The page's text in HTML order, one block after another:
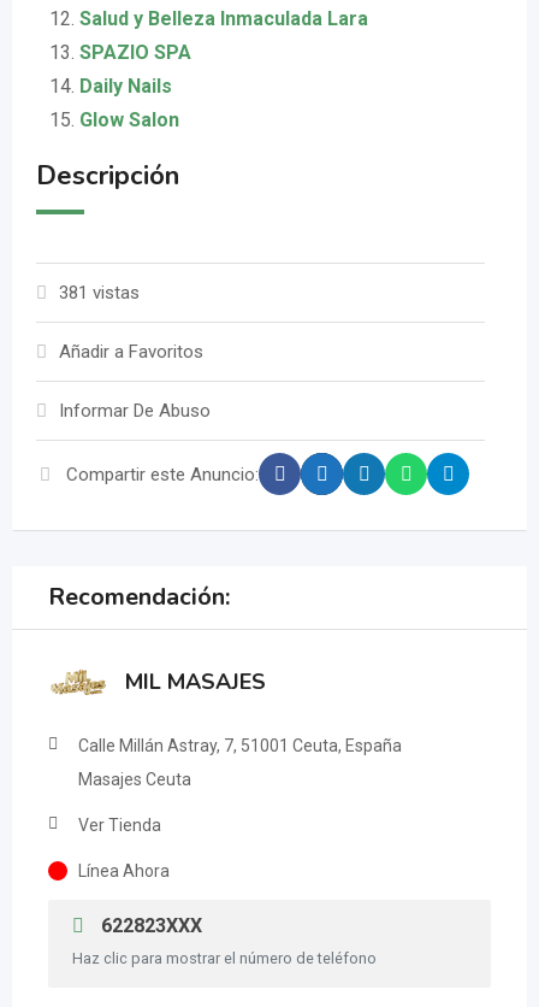
Salud y Belleza Inmaculada Lara
SPAZIO SPA
Daily Nails
Glow Salon
Descripción
381 vistas
Añadir a Favoritos
Informar De Abuso
Compartir este Anuncio:
Recomendación:
MIL MASAJES
Calle Millán Astray, 7, 51001 Ceuta, España
Masajes Ceuta
Ver Tienda
Línea Ahora
622823XXX
Haz clic para mostrar el número de teléfono